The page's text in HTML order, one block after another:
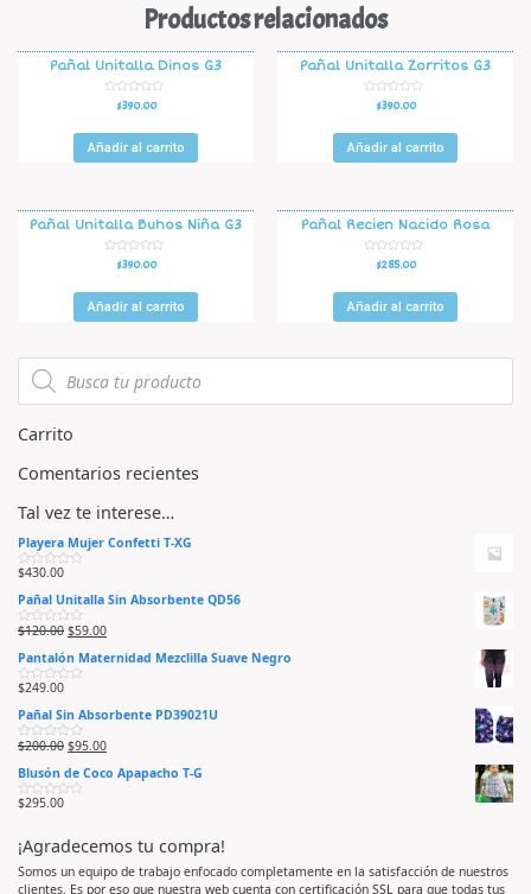
Productos relacionados
Pañal Unitalla Dinos G3
o
r
a
d
0
d
e
5
$390.00
Añadir al carrito
Pañal Unitalla Zorritos G3
o
r
a
d
0
d
e
5
$390.00
Añadir al carrito
Pañal Unitalla Buhos Niña G3
o
r
a
d
n
d
e
$390.00
Añadir al carrito
Pañal Recien Nacido Rosa
o
r
a
d
n
$285.00
Añadir al carrito
Carrito
Comentarios recientes
Tal vez te interese…
Playera Mujer Confetti T-XG
V
l
o
r
a
o
e
n
0
e
5
$430.00
Pañal Unitalla Sin Absorbente QD56
V
l
o
r
a
o
e
n
0
e
5
$120.00 $59.00
Pantalón Maternidad Mezclilla Suave Negro
V
l
o
r
a
o
e
n
0
5
$249.00
Pañal Sin Absorbente PD39021U
V
l
o
r
a
e
n
0
d
e
$200.00 $95.00
Blusón de Coco Apapacho T-G
V
o
r
a
d
o
$295.00
¡Agradecemos tu compra!
Somos un equipo de trabajo enfocado completamente en la satisfacción de nuestros
clientes. Es por eso que nuestra web cuenta con certificación SSL para que todas tus